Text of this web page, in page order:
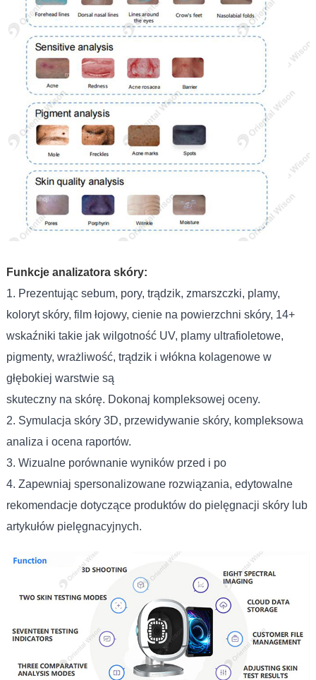
Funkcje analizatora skóry:
1. Prezentując sebum, pory, trądzik, zmarszczki, plamy,
koloryt skóry, film łojowy, cienie na powierzchni skóry, 14+
wskaźniki takie jak wilgotność UV, plamy ultrafioletowe,
pigmenty, wrażliwość, trądzik i włókna kolagenowe w
głębokiej warstwie są
skuteczny na skórę. Dokonaj kompleksowej oceny.
2. Symulacja skóry 3D, przewidywanie skóry, kompleksowa
analiza i ocena raportów.
3. Wizualne porównanie wyników przed i po
4. Zapewniaj spersonalizowane rozwiązania, edytowalne
rekomendacje dotyczące produktów do pielęgnacji skóry lub
artykułów pielęgnacyjnych.